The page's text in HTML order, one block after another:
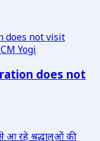
does not